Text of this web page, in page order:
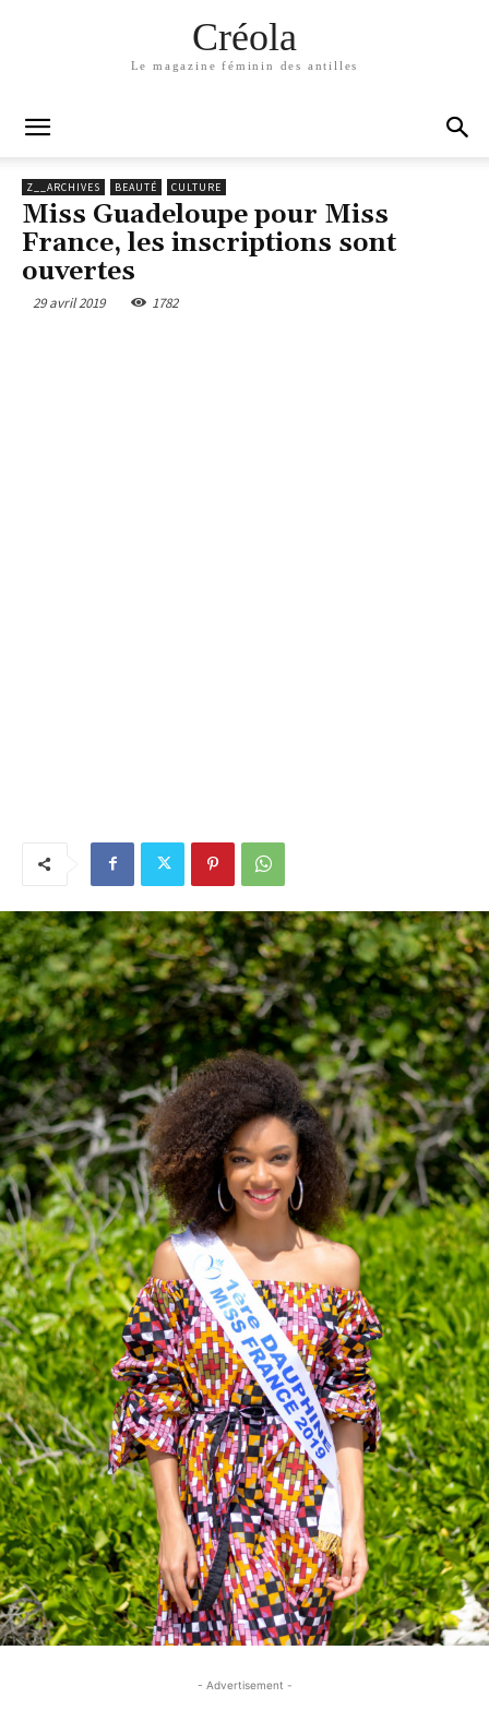
Créola
Le magazine féminin des antilles
Z__ARCHIVES BEAUTÉ CULTURE
Miss Guadeloupe pour Miss
France, les inscriptions sont
ouvertes
29 avril 2019 1782
- Advertisement -